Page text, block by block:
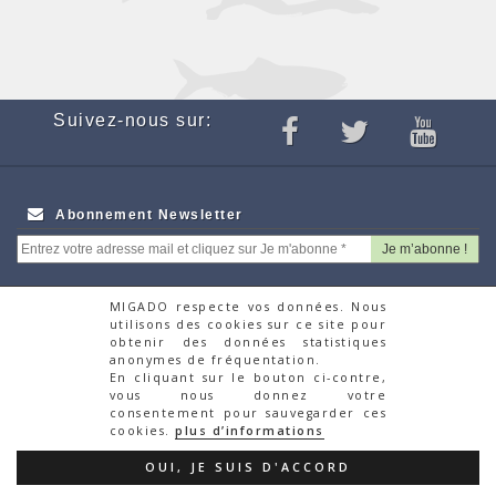
MIGADO respecte vos données. Nous
utilisons des cookies sur ce site pour
obtenir des données statistiques
anonymes de fréquentation.
En cliquant sur le bouton ci-contre,
vous nous donnez votre
consentement pour sauvegarder ces
cookies.plus d’informations
OUI, JE SUIS D'ACCORD
Suivez-nous sur:
Abonnement Newsletter
Partenaires
Autres Associations
Appels d'offres
Recrutement
Faire un don via la
plateforme HelloAsso